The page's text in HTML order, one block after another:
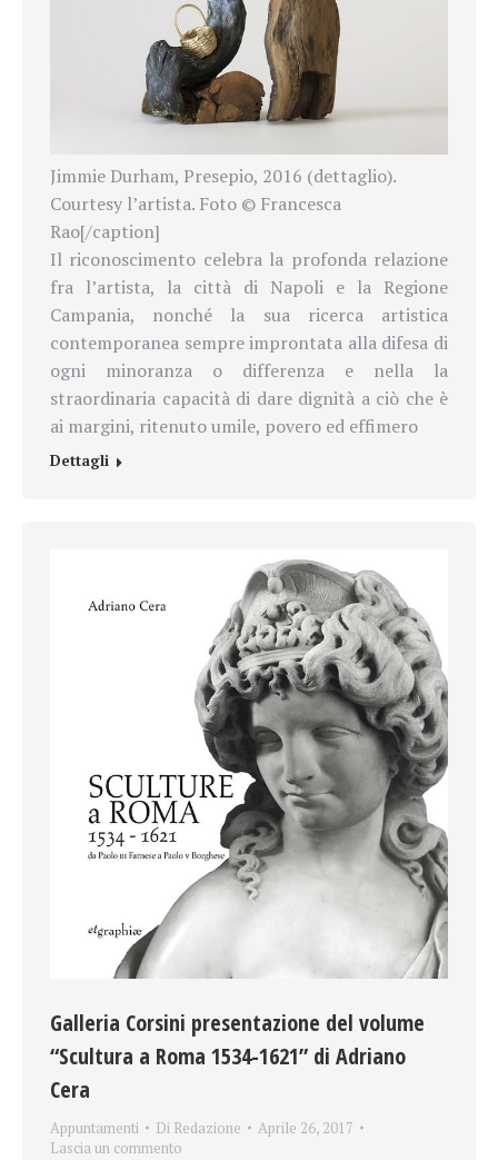
Jimmie Durham, Presepio, 2016 (dettaglio).
Courtesy l’artista. Foto © Francesca
Rao[/caption]
Il riconoscimento celebra la profonda relazione
fra l’artista, la città di Napoli e la Regione
Campania, nonché la sua ricerca artistica
contemporanea sempre improntata alla difesa di
ogni minoranza o differenza e nella la
straordinaria capacità di dare dignità a ciò che è
ai margini, ritenuto umile, povero ed effimero
Dettagli
Galleria Corsini presentazione del volume
“Scultura a Roma 1534-1621” di Adriano
Cera
Appuntamenti Di Redazione
Aprile 26, 2017
Lascia un commento